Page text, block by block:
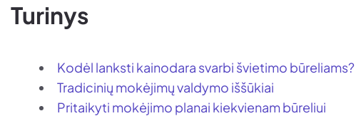
Turinys
Kodėl lanksti kainodara svarbi švietimo būreliams?
Tradicinių mokėjimų valdymo iššūkiai
Pritaikyti mokėjimo planai kiekvienam būreliui